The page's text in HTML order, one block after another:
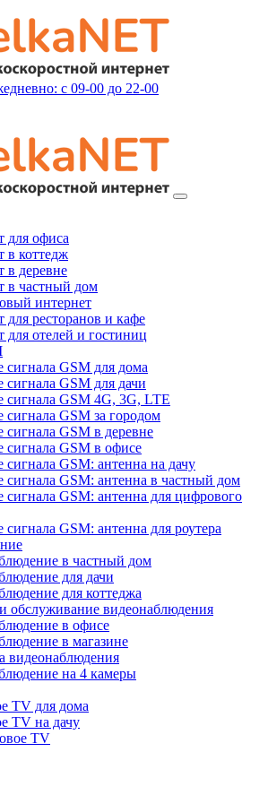
с 09-00 до 22-00
для офиса
в коттедж
в деревне
в частный дом
интернет
для ресторанов и кафе
для отелей и гостиниц
сигнала GSM для дома
сигнала GSM для дачи
сигнала GSM 4G, 3G, LTE
сигнала GSM за городом
сигнала GSM в деревне
сигнала GSM в офисе
сигнала GSM: антенна на дачу
сигнала GSM: антенна в частный дом
сигнала GSM: антенна для цифрового
сигнала GSM: антенна для роутера
в частный дом
для дачи
для коттеджа
обслуживание видеонаблюдения
в офисе
в магазине
видеонаблюдения
на 4 камеры
TV для дома
TV на дачу
TV